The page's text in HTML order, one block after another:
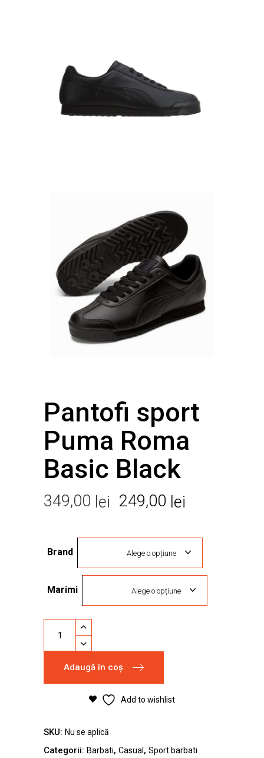
Pantofi sport
Puma Roma
Basic Black
349,00 lei Prețul
a
fost:
349,00 lei.
249,00 lei
este:
249,00 lei.
Brand Alege o opțiune
Marimi Alege o opțiune
sport
Roma
Basic
Adaugă în coș
Add to wishlist
SKU: Nu se aplică
Categorii: Barbati, Casual , Sport barbati